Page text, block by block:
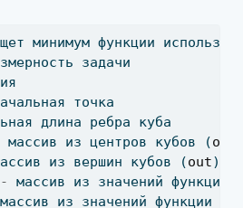
минимум функции
задачи
точка
длина ребра куба
массив из центров кубов (out
из вершин кубов (out)
-
массив из значений функции
массив из значений функции в